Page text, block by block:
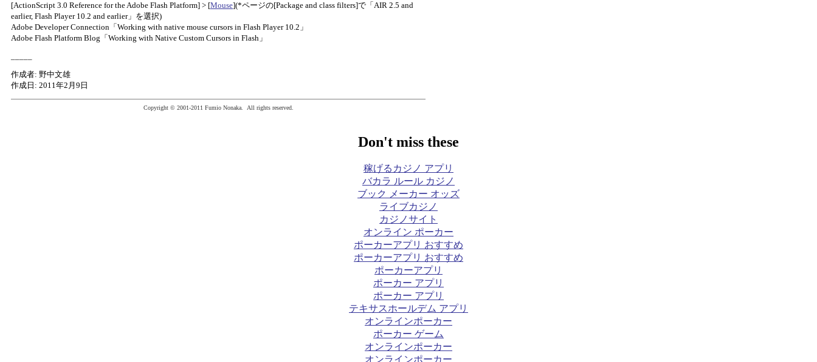
[ActionScript 3.0 Reference for the Adobe Flash Platform] > [Mouse](*ページの[Package and class filters]で「AIR 2.5 and
earlier, Flash Player 10.2 and earlier」を選択)
Adobe Developer Connection「Working with native mouse cursors in Flash Player 10.2」
Adobe Flash Platform Blog「Working with Native Custom Cursors in Flash」
作成者: 野中文雄
作成日: 2011年2月9日
Copyright © 2001-2011 Fumio Nonaka. All rights reserved.
Don't miss these
稼げるカジノ アプリ
バカラ ルール カジノ
ブック メーカー オッズ
ライブカジノ
カジノサイト
オンライン ポーカー
ポーカーアプリ おすすめ
ポーカーアプリ おすすめ
ポーカーアプリ
ポーカー アプリ
ポーカー アプリ
テキサスホールデム アプリ
オンラインポーカー
ポーカー ゲーム
オンラインポーカー
オンラインポーカー